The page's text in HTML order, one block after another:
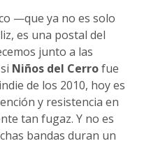
—que ya no es solo
es una postal del
junto a las
Niños del Cerrofue
de los 2010, hoy es
y resistencia en
tan fugaz. Y no es
bandas duran un